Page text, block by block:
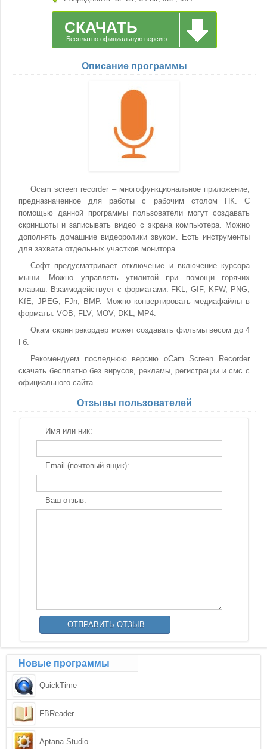
СКАЧАТЬ
Бесплатно официальную версию
Описание программы
Ocam screen recorder – многофункциональное приложение,
предназначенное для работы с рабочим столом ПК. С
помощью данной программы пользователи могут создавать
скриншоты и записывать видео с экрана компьютера. Можно
дополнять домашние видеоролики звуком. Есть инструменты
для захвата отдельных участков монитора.
Софт предусматривает отключение и включение курсора
мыши. Можно управлять утилитой при помощи горячих
клавиш. Взаимодействует с форматами: FKL, GIF, KFW, PNG,
KfE, JPEG, FJn, BMP. Можно конвертировать медиафайлы в
форматы: VOB, FLV, MOV, DKL, MP4.
Окам скрин рекордер может создавать фильмы весом до 4
Гб.
Рекомендуем последнюю версию oCam Screen Recorder
скачать бесплатно без вирусов, рекламы, регистрации и смс с
официального сайта.
Отзывы пользователей
Имя или ник:
Email (почтовый ящик):
Ваш отзыв:
Новые программы
QuickTime
FBReader
Aptana Studio